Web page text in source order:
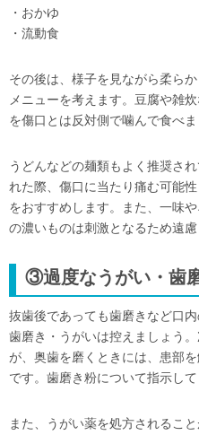
・おかゆ
・流動食
その後は、様子を見ながら柔ら
メニューを考えます。豆腐や雑
を傷口とは反対側で噛んで食べま
うどんなどの麺類もよく推奨さ
れた際、傷口に当たり痛む可能
をおすすめします。また、一味
の濃いものは刺激となるため遠慮
③過度なうがい・歯
抜歯後であっても歯磨きなど口
歯磨き・うがいは控えましょう
が、奥歯を磨くときには、患部
です。歯磨き粉について指示して
また、うがい薬を処方されるこ